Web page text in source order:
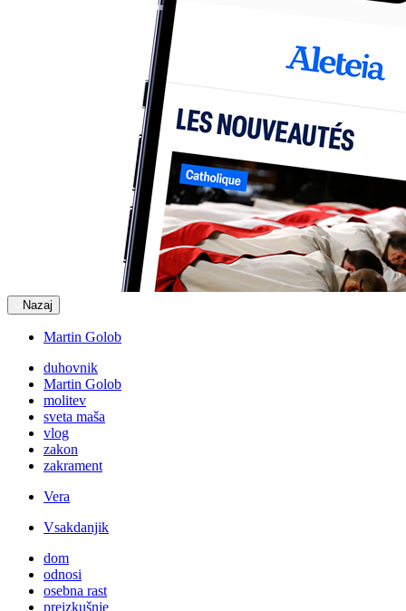
Nazaj
Martin Golob
duhovnik
Martin Golob
molitev
sveta maša
vlog
zakon
zakrament
Vera
Vsakdanjik
dom
odnosi
osebna rast
preizkušnje